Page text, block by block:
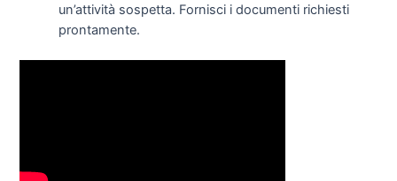
un’attività sospetta. Fornisci i documenti richiesti
prontamente.